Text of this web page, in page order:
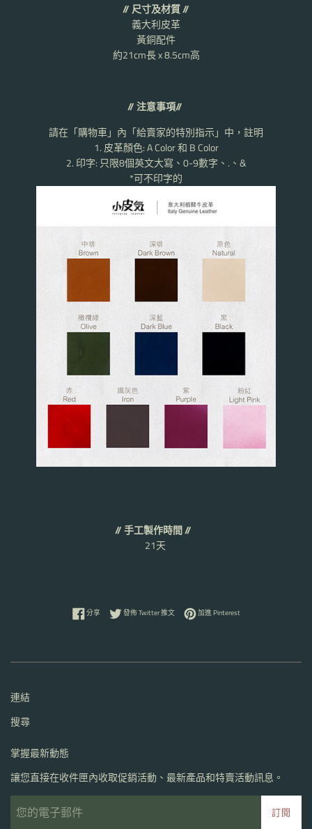
// 尺寸及材質//
義大利皮革
黃銅配件
約21cm長x 8.5cm高
//注意事項//
請在「購物車」內「給賣家的特別指示」中，註明
1. 皮革顏色: A Color和 B Color
2. 印字: 只限8個英文大寫、 0-9數字、 . 、 &
*可不印字的
// 手工製作時間 //
21天
分享分享至 Facebook發佈 Twitter 推文在 Twitter 上發佈推文
加進 Pinterest加入 Pinterest
連結
搜尋
掌握最新動態
讓您直接在收件匣內收取促銷活動、最新產品和特賣活動訊息。
訂閱